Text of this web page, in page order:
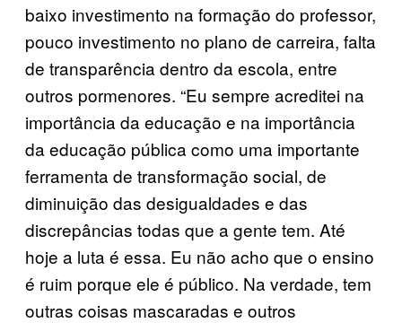
baixo investimento na formação do professor,
pouco investimento no plano de carreira, falta
de transparência dentro da escola, entre
outros pormenores. “Eu sempre acreditei na
importância da educação e na importância
da educação pública como uma importante
ferramenta de transformação social, de
diminuição das desigualdades e das
discrepâncias todas que a gente tem. Até
hoje a luta é essa. Eu não acho que o ensino
é ruim porque ele é público. Na verdade, tem
outras coisas mascaradas e outros